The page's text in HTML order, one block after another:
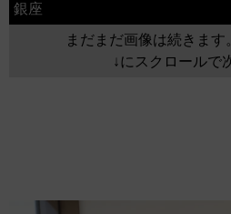
銀座
まだまだ画像は続きます
↓にスクロールで